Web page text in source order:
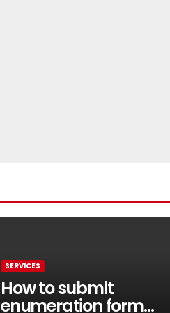
SERVICES
How to submit
enumeration form